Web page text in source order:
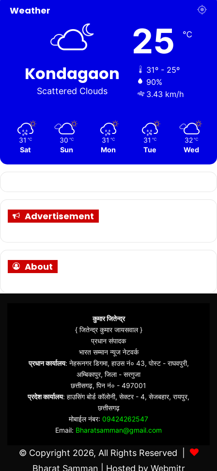
Weather
Kondagaon
Scattered Clouds
25 ℃
31º - 25º
90%
3.43 km/h
31 ℃
Sat
30 ℃
Sun
31 ℃
Mon
31 ℃
Tue
32 ℃
Wed
Advertisement
About
कुमार जितेन्द्र
{ जितेन्द्र कुमार जायसवाल }
प्रधान संपादक
भारत सम्मान न्यूज नेटवर्क
प्रधान कार्यालय: नेहरूनगर डिगमा, हाउस नं० 43, पोस्ट - राघवपुरी,
अम्बिकापुर, जिला - सरगुजा
छत्तीसगढ़, पिन नं० - 497001
प्रदेश कार्यालय: हाउसिंग बोर्ड कॉलोनी, सेक्टर - 4, सेजबहार, रायपुर,
छत्तीसगढ़
मोबाईल नंबर: 09424262547
Email: Bharatsamman@gmail.com
© Copyright 2026, All Rights Reserved |
Bharat Samman | Hosted by Webmitr